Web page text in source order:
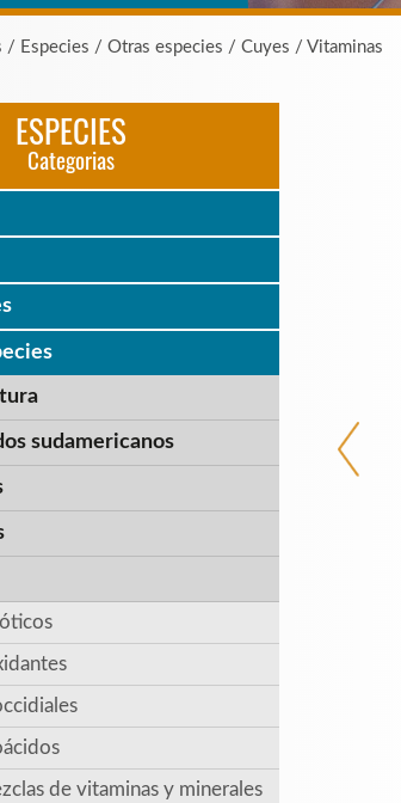
/ Especies / Otras especies / Cuyes / Vitaminas
ESPECIES
Categorias
sudamericanos
de vitaminas y minerales